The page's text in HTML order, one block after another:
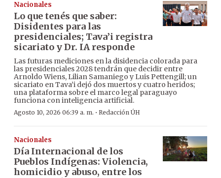
Nacionales
Lo que tenés que saber:
Disidentes para las
presidenciales; Tava’i registra
sicariato y Dr. IA responde
Las futuras mediciones en la disidencia colorada para
las presidenciales 2028 tendrán que decidir entre
Arnoldo Wiens, Lilian Samaniego y Luis Pettengill; un
sicariato en Tava’i dejó dos muertos y cuatro heridos;
una plataforma sobre el marco legal paraguayo
funciona con inteligencia artificial.
Agosto 10, 2026 06:39 a. m. · Redacción ÚH
Nacionales
Día Internacional de los
Pueblos Indígenas: Violencia,
homicidio y abuso, entre los